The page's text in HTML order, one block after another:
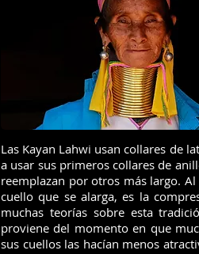
Las Kayan Lahwi usan collares de
a usar sus primeros collares de
reemplazan por otros más largo.
cuello que se alarga, es la
muchas teorías sobre esta
proviene del momento en que
sus cuellos las hacían menos